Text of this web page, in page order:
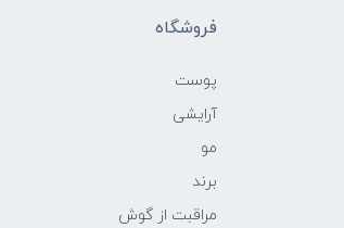
فروشگاه
پوست
آرایشی
مو
برند
مراقبت از گوش